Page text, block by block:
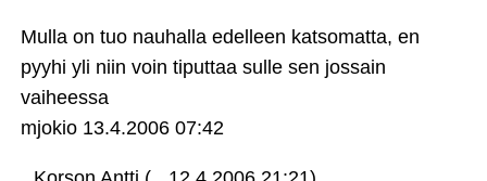
Mulla on tuo nauhalla edelleen katsomatta, en
pyyhi yli niin voin tiputtaa sulle sen jossain
vaiheessa
mjokio 13.4.2006 07:42